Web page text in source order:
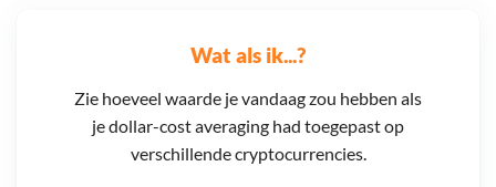
Wat als ik...?
Zie hoeveel waarde je vandaag zou hebben als
je dollar-cost averaging had toegepast op
verschillende cryptocurrencies.